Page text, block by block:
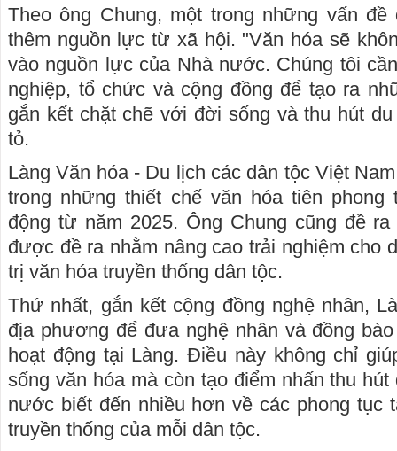
Theo ông Chung, một trong những vấn
thêm nguồn lực từ xã hội. "Văn hóa sẽ
vào nguồn lực của Nhà nước. Chúng tôi
nghiệp, tổ chức và cộng đồng để tạo ra
gắn kết chặt chẽ với đời sống và thu hút
tỏ.
Làng Văn hóa - Du lịch các dân tộc Việt
trong những thiết chế văn hóa tiên phong
động từ năm 2025. Ông Chung cũng đề
được đề ra nhằm nâng cao trải nghiệm cho
trị văn hóa truyền thống dân tộc.
Thứ nhất, gắn kết cộng đồng nghệ nhân,
địa phương để đưa nghệ nhân và đồng
hoạt động tại Làng. Điều này không chỉ
sống văn hóa mà còn tạo điểm nhấn thu
nước biết đến nhiều hơn về các phong tục
truyền thống của mỗi dân tộc.